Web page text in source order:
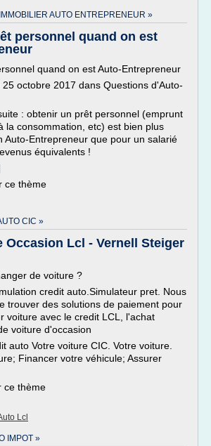
AUTO ENTREPRENEUR »
personnel quand on est
quand on est Auto-Entrepreneur
octobre 2017 dans Questions d'Auto-
: obtenir un prêt personnel (emprunt
la consommation, etc) est bien plus
Auto-Entrepreneur que pour un salarié
équivalents !
ce thème
CIC »
Occasion Lcl - Vernell Steiger
de voiture ?
credit auto.Simulateur pret. Nous
trouver des solutions de paiement pour
voiture avec le credit LCL, l'achat
voiture d'occasion
auto Votre voiture CIC. Votre voiture.
Financer votre véhicule; Assurer
ce thème
Lcl
IMPOT »